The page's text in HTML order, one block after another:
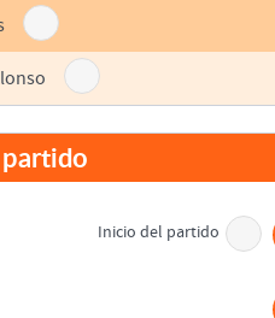
Inicio del partido